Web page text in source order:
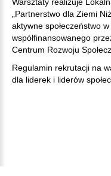
„Partnerstwo dla Ziemi
aktywne społeczeństwo
współfinansowanego
Centrum Rozwoju
Regulamin rekrutacji na
dla liderek i liderów